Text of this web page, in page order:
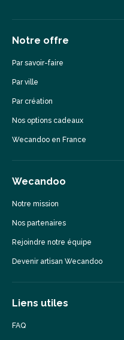
Notre offre
Par savoir-faire
Par ville
Par création
Nos options cadeaux
Wecandoo en France
Wecandoo
Notre mission
Nos partenaires
Rejoindre notre équipe
Devenir artisan Wecandoo
Liens utiles
FAQ